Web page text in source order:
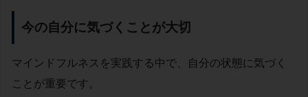
今の自分に気づくことが大切
マインドフルネスを実践する中で、自分の状態に気づく
ことが重要です。